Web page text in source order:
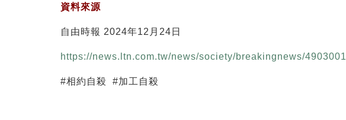
資料來源
自由時報 2024年12月24日
https://news.ltn.com.tw/news/society/breakingnews/4903001
#相約自殺 #加工自殺